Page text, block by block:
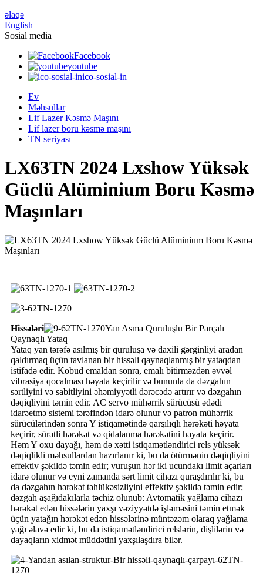
əlaqə
English
Sosial media
Facebook
youtube
ico-sosial-in
Ev
Məhsullar
Lif Lazer Kəsmə Maşını
Lif lazer boru kəsmə maşını
TN seriyası
LX63TN 2024 Lxshow Yüksək
Güclü Alüminium Boru Kəsmə
Maşınları
Hissələri
Yan Asma Quruluşlu Bir Parçalı
Qaynaqlı Yataq
Yataq yan tərəfə asılmış bir quruluşa və daxili gərginliyi aradan
qaldırmaq üçün tavlanan bir hissəli qaynaqlanmış bir yataqdan
istifadə edir. Kobud emaldan sonra, emalı bitirməzdən əvvəl
vibrasiya qocalması həyata keçirilir və bununla da dəzgahın
sərtliyini və sabitliyini əhəmiyyətli dərəcədə artırır və dəzgahın
dəqiqliyini təmin edir. AC servo mühərrik sürücüsü ədədi
idarəetmə sistemi tərəfindən idarə olunur və patron mühərrik
sürücülərindən sonra Y istiqamətində qarşılıqlı hərəkəti həyata
keçirir, sürətli hərəkət və qidalanma hərəkətini həyata keçirir.
Həm Y oxu dayağı, həm də xətti istiqamətləndirici rels yüksək
dəqiqlikli məhsullardan hazırlanır ki, bu da ötürmənin dəqiqliyini
effektiv şəkildə təmin edir; vuruşun hər iki ucundakı limit açarları
idarə olunur və eyni zamanda sərt limit cihazı quraşdırılır ki, bu
da dəzgahın hərəkət təhlükəsizliyini effektiv şəkildə təmin edir;
dəzgah aşağıdakılarla təchiz olunub: Avtomatik yağlama cihazı
hərəkət edən hissələrin yaxşı vəziyyətdə işləməsini təmin etmək
üçün yatağın hərəkət edən hissələrinə müntəzəm olaraq yağlama
yağı əlavə edir ki, bu da istiqamətləndirici relslərin, dişlilərin və
dayaqların xidmət müddətini yaxşılaşdıra bilər.